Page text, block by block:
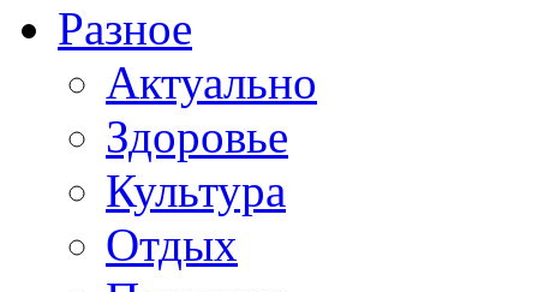
Разное
Актуально
Здоровье
Культура
Отдых